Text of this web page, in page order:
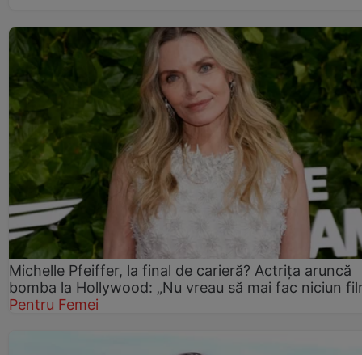
Michelle Pfeiffer, la final de carieră? Actrița aruncă
bomba la Hollywood: „Nu vreau să mai fac niciun
Pentru Femei